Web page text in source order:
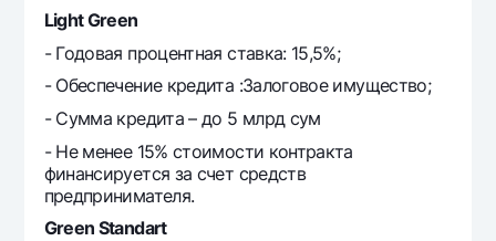
Light Green
- Годовая процентная ставка: 15,5%;
- Обеспечение кредита :Залоговое имущество;
- Сумма кредита – до 5 млрд сум
- Не менее 15% стоимости контракта
финансируется за счет средств
предпринимателя.
Green Standart